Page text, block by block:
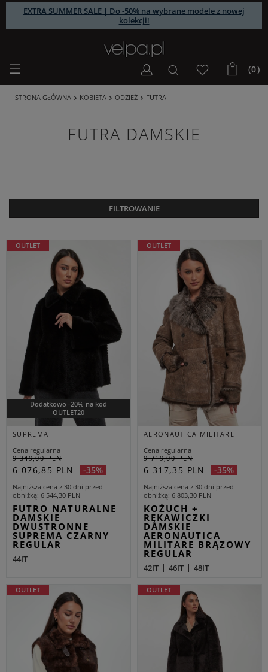
EXTRA SUMMER SALE | Do -50% na wybrane modele z nowej
kolekcji!
(0)
STRONA GŁÓWNA KOBIETA ODZIEŻ FUTRA
FUTRA DAMSKIE
FILTROWANIE
Dodatkowo -20% na kod
OUTLET20
OUTLET
SUPREMA
Cena regularna
9 349,00 PLN
6 076,85 PLN -35%
Najniższa cena z 30 dni przed
obniżką 6 544,30 PLN
FUTRO NATURALNE
DAMSKIE
DWUSTRONNE
SUPREMA CZARNY
REGULAR
44IT
OUTLET
AERONAUTICA MILITARE
Cena regularna
9 719,00 PLN
6 317,35 PLN -35%
Najniższa cena z 30 dni przed
obniżką 6 803,30 PLN
KOŻUCH +
RĘKAWICZKI
DAMSKIE
AERONAUTICA
MILITARE BRĄZOWY
REGULAR
42IT 46IT 48IT
OUTLET OUTLET